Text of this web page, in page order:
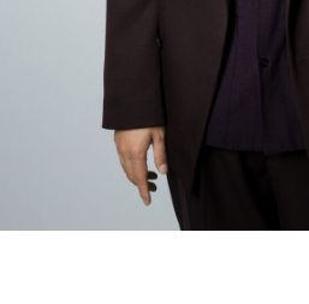
濱住さんが継承して言ったわけです
その『被爆者』という言葉が英語
んが82年に作ったわけです」
「そうですね」
「濱住さんは原爆で自
けですが、自分はお母さんの胎内
ということで、この黙祷と、黙祷
の時のその瞬間ですとか背景です
ーや表現、私たちはそれをどうい
るかということはとても大事なこ
で、今回この平和式典が行われ、
いるわけですけれども、これはと
す。けれど、この一つの背景とし
「私は全く逆だと思います
中でウエイトが高いのが食品です
ゲル係数が高いですから、やはり
れるというのはすごく大きな支援
に加えて、このところ物価が大き